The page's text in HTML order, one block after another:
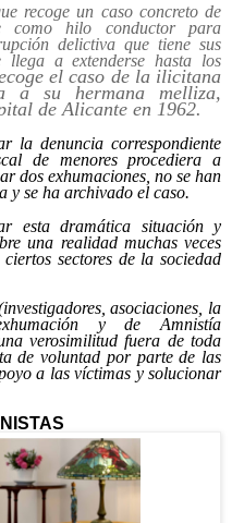
recoge un caso concreto de
como hilo conductor para
delictiva que tiene sus
a extenderse hasta los
el caso de la ilicitana
a su hermana melliza,
de Alicante en 1962.
la denuncia correspondiente
de menores procediera a
dos exhumaciones, no se han
y se ha archivado el caso.
esta dramática situación y
una realidad muchas veces
sectores de la sociedad
asociaciones, la
y de Amnistía
verosimilitud fuera de toda
de voluntad por parte de las
a las víctimas y solucionar